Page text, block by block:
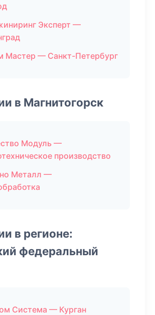
Эксперт —
Мастер — Санкт-Петербург
в Магнитогорск
Модуль —
производство
Металл —
в регионе:
федеральный
Система — Курган